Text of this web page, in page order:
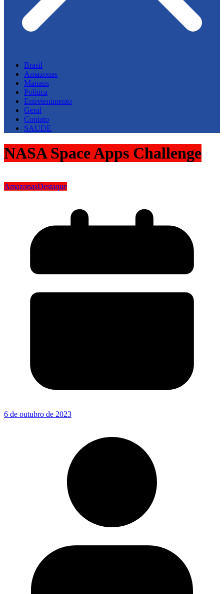
Brasil
Amazonas
Manaus
Política
Entretenimento
Geral
Contato
SAUDE
NASA Space Apps Challenge
AmazonasDestaque
6 de outubro de 2023